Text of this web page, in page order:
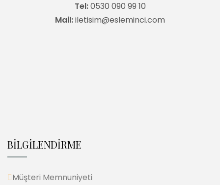
Tel:0530 090 99 10
Mail:iletisim@esleminci.com
BİLGİLENDİRME
Müşteri Memnuniyeti